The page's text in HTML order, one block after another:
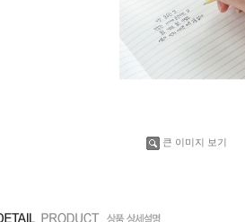
큰 이미지 보기